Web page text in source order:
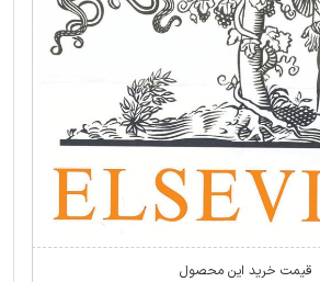
قیمت خرید این محصول